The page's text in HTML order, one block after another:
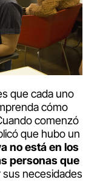
que cada uno
cómo
comenzó
que hubo un
no está en los
personas que
necesidades